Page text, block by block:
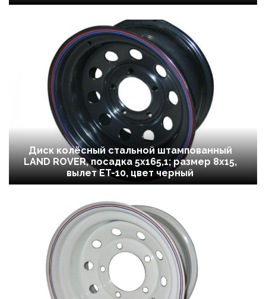
Диск колёсный стальной штампованный
LAND ROVER, посадка 5x165,1; размер 8х15,
вылет ET-10, цвет черный